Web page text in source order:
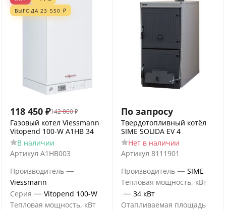
ВЫГОДА23 550 ₽
118 450 ₽142 000 ₽
Газовый котел Viessmann
Vitopend 100-W A1HB 34
В наличии
Артикул A1HB003
Производитель —
Viessmann
Серия — Vitopend 100-W
Тепловая мощность, кВт
По запросу
Твердотопливный котёл
SIME SOLIDA EV 4
Нет в наличии
Артикул 8111901
Производитель — SIME
Тепловая мощность, кВт
— 34 кВт
Отапливаемая площадь